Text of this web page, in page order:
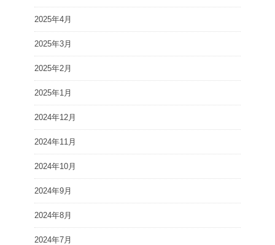
2025年4月
2025年3月
2025年2月
2025年1月
2024年12月
2024年11月
2024年10月
2024年9月
2024年8月
2024年7月